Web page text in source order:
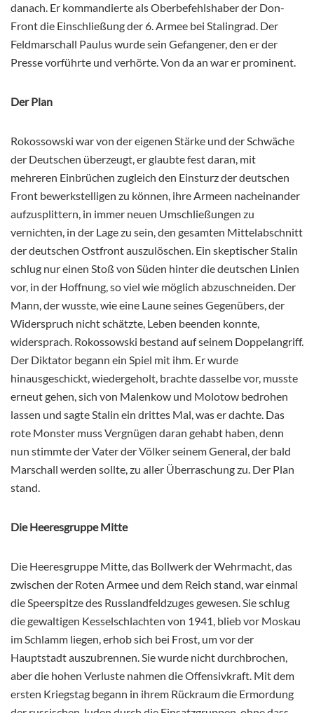
danach. Er kommandierte als Oberbefehlshaber der Don-
Front die Einschließung der 6. Armee bei Stalingrad. Der
Feldmarschall Paulus wurde sein Gefangener, den er der
Presse vorführte und verhörte. Von da an war er prominent.
Der Plan
Rokossowski war von der eigenen Stärke und der Schwäche
der Deutschen überzeugt, er glaubte fest daran, mit
mehreren Einbrüchen zugleich den Einsturz der deutschen
Front bewerkstelligen zu können, ihre Armeen nacheinander
aufzusplittern, in immer neuen Umschließungen zu
vernichten, in der Lage zu sein, den gesamten Mittelabschnitt
der deutschen Ostfront auszulöschen. Ein skeptischer Stalin
schlug nur einen Stoß von Süden hinter die deutschen Linien
vor, in der Hoffnung, so viel wie möglich abzuschneiden. Der
Mann, der wusste, wie eine Laune seines Gegenübers, der
Widerspruch nicht schätzte, Leben beenden konnte,
widersprach. Rokossowski bestand auf seinem Doppelangriff.
Der Diktator begann ein Spiel mit ihm. Er wurde
hinausgeschickt, wiedergeholt, brachte dasselbe vor, musste
erneut gehen, sich von Malenkow und Molotow bedrohen
lassen und sagte Stalin ein drittes Mal, was er dachte. Das
rote Monster muss Vergnügen daran gehabt haben, denn
nun stimmte der Vater der Völker seinem General, der bald
Marschall werden sollte, zu aller Überraschung zu. Der Plan
stand.
Die Heeresgruppe Mitte
Die Heeresgruppe Mitte, das Bollwerk der Wehrmacht, das
zwischen der Roten Armee und dem Reich stand, war einmal
die Speerspitze des Russlandfeldzuges gewesen. Sie schlug
die gewaltigen Kesselschlachten von 1941, blieb vor Moskau
im Schlamm liegen, erhob sich bei Frost, um vor der
Hauptstadt auszubrennen. Sie wurde nicht durchbrochen,
aber die hohen Verluste nahmen die Offensivkraft. Mit dem
ersten Kriegstag begann in ihrem Rückraum die Ermordung